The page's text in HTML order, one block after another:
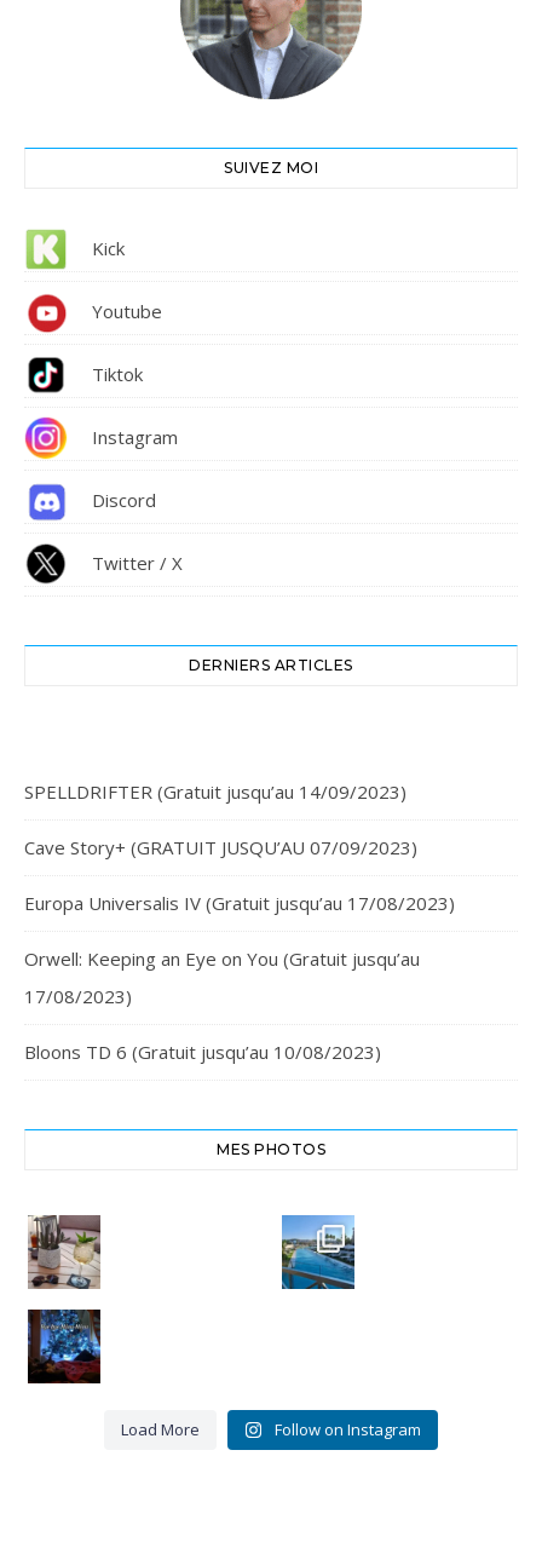
SUIVEZ MOI
Kick
Youtube
Tiktok
Instagram
Discord
Twitter / X
DERNIERS ARTICLES
SPELLDRIFTER (Gratuit jusqu’au 14/09/2023)
Cave Story+ (GRATUIT JUSQU’AU 07/09/2023)
Europa Universalis IV (Gratuit jusqu’au 17/08/2023)
Orwell: Keeping an Eye on You (Gratuit jusqu’au
17/08/2023)
Bloons TD 6 (Gratuit jusqu’au 10/08/2023)
MES PHOTOS
Cheers,
santé
#chania
#crete
resort
3
0
Crête
Euphoria
Resort
Bye bye
Miou-
Miou.
Merci
Load More Follow on Instagram